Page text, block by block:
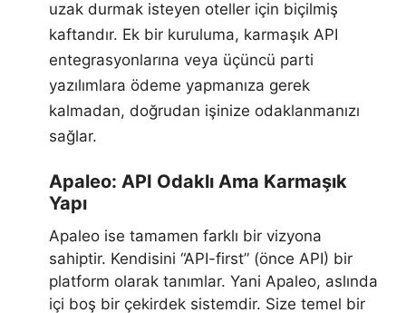
uzak durmak isteyen oteller için biçilmiş
kaftandır. Ek bir kuruluma, karmaşık API
entegrasyonlarına veya üçüncü parti
yazılımlara ödeme yapmanıza gerek
kalmadan, doğrudan işinize odaklanmanızı
sağlar.
Apaleo: API Odaklı Ama Karmaşık
Yapı
Apaleo ise tamamen farklı bir vizyona
sahiptir. Kendisini “API-first” (önce API) bir
platform olarak tanımlar. Yani Apaleo, aslında
içi boş bir çekirdek sistemdir. Size temel bir